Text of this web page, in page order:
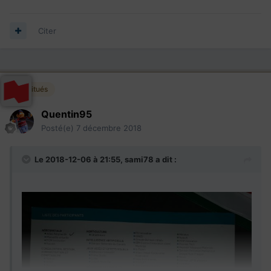
Citer
Habitués
Quentin95
Posté(e) 7 décembre 2018
Le 2018-12-06 à 21:55, sami78 a dit :